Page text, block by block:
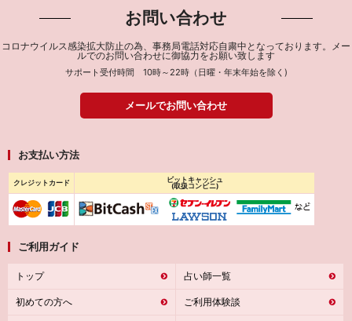
お問い合わせ
コロナウイルス感染拡大防止の為、事務局電話対応自粛中となっております。メー
ルでのお問い合わせに御協力をお願い致します
サポート受付時間 10時～22時（日曜・年末年始を除く)
メールでお問い合わせ
お支払い方法
クレジットカード
ビットキャッシュ
(取扱コンビニ)
ご利用ガイド
トップ
初めての方へ
占い師一覧
ご利用体験談